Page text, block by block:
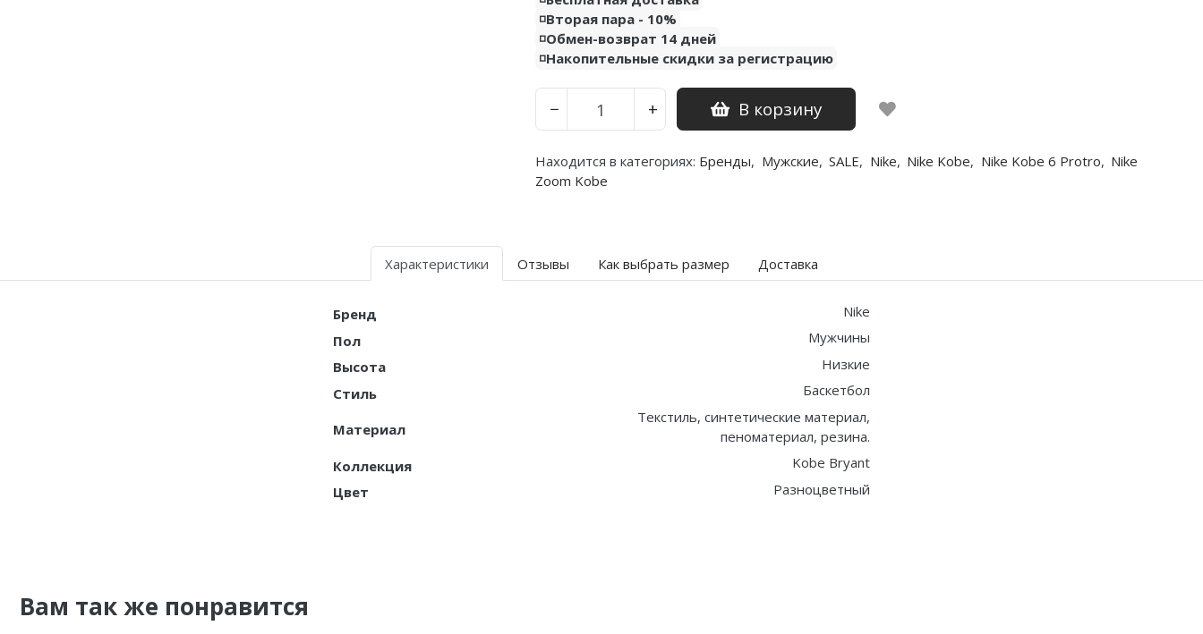
◽️Вторая пара - 10%
◽️Обмен-возврат 14 дней
◽️Накопительные скидки за регистрацию
− + В корзину
Находится в категориях: Бренды, Мужские, SALE, Nike, Nike Kobe, Nike Kobe 6 Protro, Nike
Zoom Kobe
Характеристики Отзывы Как выбрать размер Доставка
Бренд
Nike
Пол
Мужчины
Высота
Низкие
Стиль
Баскетбол
Материал
Текстиль, синтетические материал,
пеноматериал, резина.
Коллекция
Kobe Bryant
Цвет
Разноцветный
Вам так же понравится
Air Jordan 14